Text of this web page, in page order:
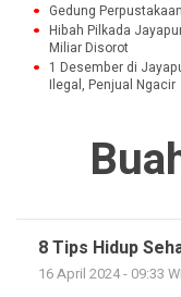
Gedung
Hibah Pilkada
Miliar Disorot
1 Desember di
Ilegal, Penjual Ngacir
8 Tips Hidup
16 April 2024 - 09:33